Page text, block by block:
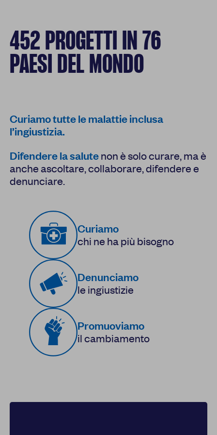
452 PROGETTI IN 76
PAESI DEL MONDO
Curiamo tutte le malattie inclusa
l’ingiustizia.
Difendere la salutenon è solo curare, ma è
anche ascoltare, collaborare, difendere e
denunciare.
Curiamo
chi ne ha più bisogno
Denunciamo
le ingiustizie
Promuoviamo
il cambiamento